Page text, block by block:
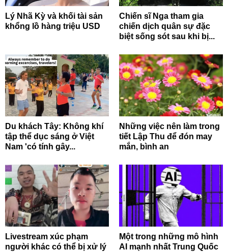
Lý Nhã Kỳ và khối tài sản
khổng lồ hàng triệu USD
Chiến sĩ Nga tham gia
chiến dịch quân sự đặc
biệt sống sót sau khi bị...
Du khách Tây: Không khí
tập thể dục sáng ở Việt
Nam 'có tính gây...
Những việc nên làm trong
tiết Lập Thu để đón may
mắn, bình an
Livestream xúc phạm
người khác có thể bị xử lý
Một trong những mô hình
AI mạnh nhất Trung Quốc